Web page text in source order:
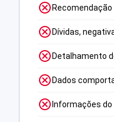
Dívidas,
Detalhamento
Dados
Informações do